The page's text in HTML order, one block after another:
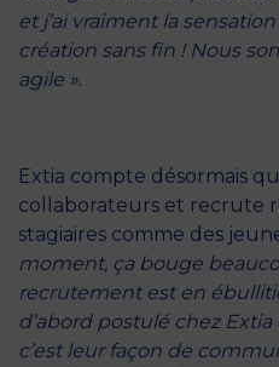
et j’ai vraiment la
création sans fin ! Nous
agile ».
Extia compte désormais
collaborateurs et recrute
stagiaires comme des
moment, ça bouge
recrutement est en
d’abord postulé chez
c’est leur façon de